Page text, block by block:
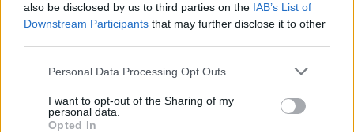
also be disclosed by us to third parties on the IAB’s List of
Downstream Participants that may further disclose it to other
Personal Data Processing Opt Outs
I want to opt-out of the Sharing of my
personal data.
Opted In